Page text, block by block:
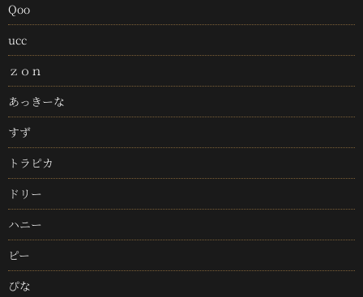
Qoo
ucc
ｚｏｎ
あっきーな
すず
トラピカ
ドリー
ハニー
ピー
ぴな